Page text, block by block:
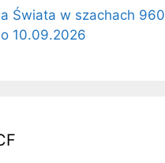
Świata w szachach 960
10.09.2026